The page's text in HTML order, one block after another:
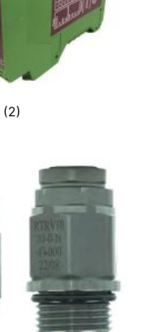
(2)